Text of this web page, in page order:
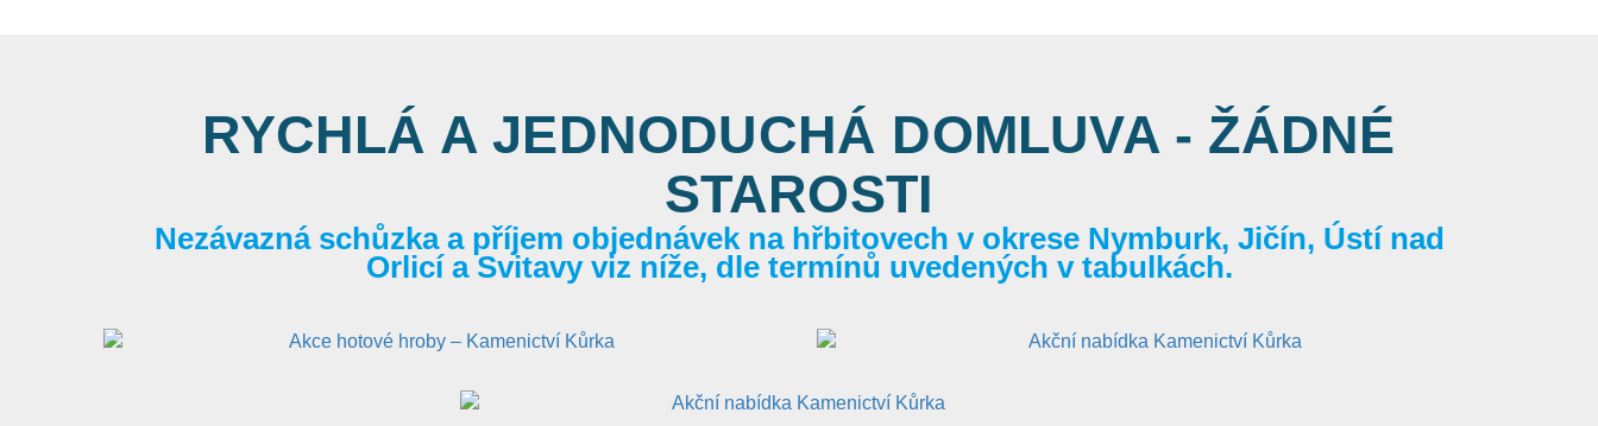
RYCHLÁ A JEDNODUCHÁ DOMLUVA - ŽÁDNÉ
STAROSTI
Nezávazná schůzka a příjem objednávek na hřbitovech v okrese Nymburk, Jičín, Ústí nad
Orlicí a Svitavy viz níže, dle termínů uvedených v tabulkách.